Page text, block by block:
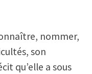
nommer,
son
qu’elle a sous